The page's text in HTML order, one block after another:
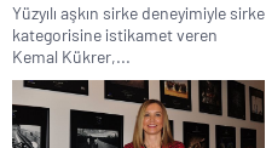
Yüzyılı aşkın sirke deneyimiyle sirke
kategorisine istikamet veren
Kemal Kükrer,...